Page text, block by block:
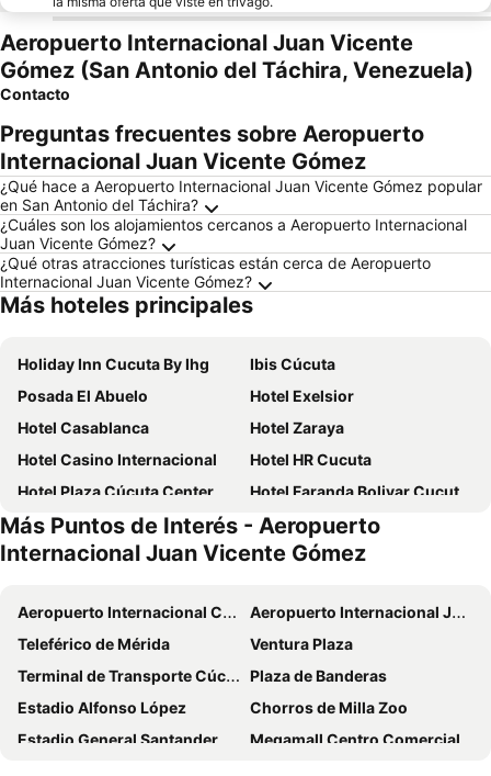
Aeropuerto Internacional Juan Vicente
Gómez (San Antonio del Táchira, Venezuela)
Contacto
Preguntas frecuentes sobre Aeropuerto
Internacional Juan Vicente Gómez
¿Qué hace a Aeropuerto Internacional Juan Vicente Gómez popular
en San Antonio del Táchira?
¿Cuáles son los alojamientos cercanos a Aeropuerto Internacional
Juan Vicente Gómez?
¿Qué otras atracciones turísticas están cerca de Aeropuerto
Internacional Juan Vicente Gómez?
Más hoteles principales
Holiday Inn Cucuta By Ihg
Ibis Cúcuta
Posada El Abuelo
Hotel Exelsior
Hotel Casablanca
Hotel Zaraya
Hotel Casino Internacional
Hotel HR Cucuta
Hotel Plaza Cúcuta Center
Hotel Faranda Bolivar Cucuta, a member of Radisson Individuals
Hampton by Hilton Cucuta
Hotel Manoa
Hotel Arizona Suites
Hotel Luxor Cúcuta
Hotel El Andino
Hotel Mio Boutique
La casa Gallega
Hotel Victoria Plaza Millenium
Ayenda Oporto Suites
Hotel Tonchala
Ayenda Zhena
Atlantis Plaza Hotel Cúcuta
Faranda Collection Cúcuta
A Cavalier Suites
Más Puntos de Interés - Aeropuerto
Internacional Juan Vicente Gómez
Aeropuerto Internacional Camilo Daza
Aeropuerto Internacional Juan Vicente Gómez
Teleférico de Mérida
Ventura Plaza
Terminal de Transporte Cúcuta
Plaza de Banderas
Estadio Alfonso López
Chorros de Milla Zoo
Estadio General Santander
Megamall Centro Comercial